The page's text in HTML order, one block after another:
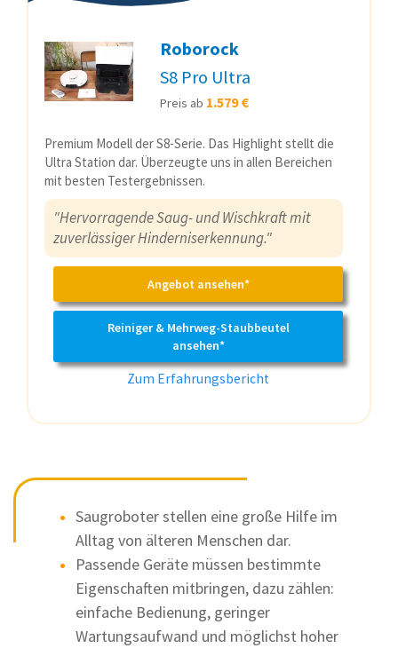
Roborock
S8 Pro Ultra
Preis ab 1.579 €
Premium Modell der S8-Serie. Das Highlight stellt die
Ultra Station dar. Überzeugte uns in allen Bereichen
mit besten Testergebnissen.
"Hervorragende Saug- und Wischkraft mit
zuverlässiger Hinderniserkennung."
Angebot ansehen*
Reiniger & Mehrweg-Staubbeutel
ansehen*
Zum Erfahrungsbericht
Saugroboter stellen eine große Hilfe im
Alltag von älteren Menschen dar.
Passende Geräte müssen bestimmte
Eigenschaften mitbringen, dazu zählen:
einfache Bedienung, geringer
Wartungsaufwand und möglichst hoher